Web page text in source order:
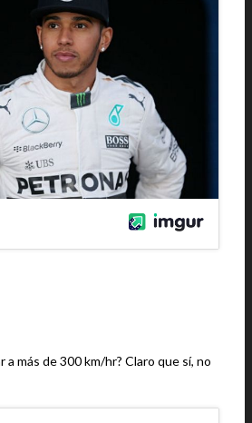
a más de 300 km/hr? Claro que sí, no